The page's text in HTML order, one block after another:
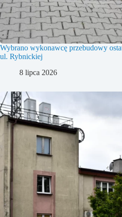
Wybrano wykonawcę przebudowy
ul. Rybnickiej
8 lipca 2026